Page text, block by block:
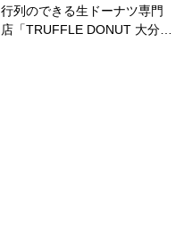
行列のできる生ドーナツ専門
店「TRUFFLE DONUT 大分…